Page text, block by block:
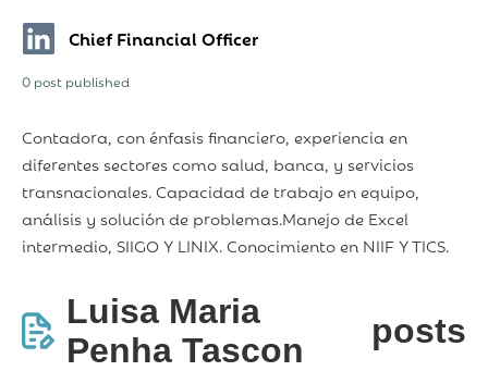
Chief Financial Officer
0 post published
Contadora, con énfasis financiero, experiencia en
diferentes sectores como salud, banca, y servicios
transnacionales. Capacidad de trabajo en equipo,
análisis y solución de problemas.Manejo de Excel
intermedio, SIIGO Y LINIX. Conocimiento en NIIF Y TICS.
posts
Luisa Maria
Penha Tascon